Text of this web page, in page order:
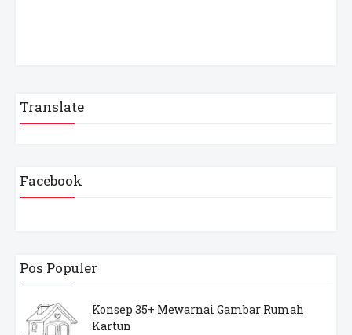
Translate
Facebook
Pos Populer
Konsep 35+ Mewarnai Gambar Rumah
Kartun